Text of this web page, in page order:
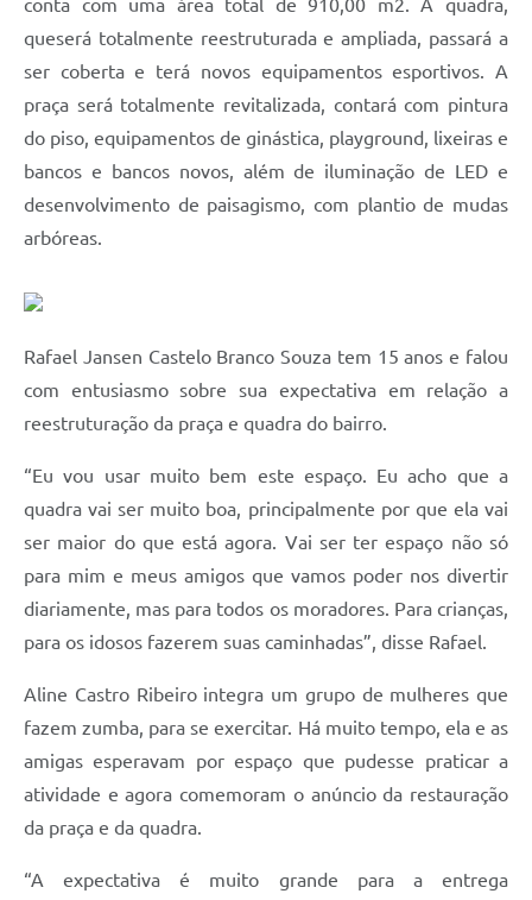
queserá totalmente reestruturada e ampliada, passará a
ser coberta e terá novos equipamentos esportivos. A
praça será totalmente revitalizada, contará com pintura
do piso, equipamentos de ginástica, playground, lixeiras e
bancos e bancos novos, além de iluminação de LED e
desenvolvimento de paisagismo, com plantio de mudas
arbóreas.
Rafael Jansen Castelo Branco Souza tem 15 anos e falou
com entusiasmo sobre sua expectativa em relação a
reestruturação da praça e quadra do bairro.
“Eu vou usar muito bem este espaço. Eu acho que a
quadra vai ser muito boa, principalmente por que ela vai
ser maior do que está agora. Vai ser ter espaço não só
para mim e meus amigos que vamos poder nos divertir
diariamente, mas para todos os moradores. Para crianças,
para os idosos fazerem suas caminhadas”, disse Rafael.
Aline Castro Ribeiro integra um grupo de mulheres que
fazem zumba, para se exercitar. Há muito tempo, ela e as
amigas esperavam por espaço que pudesse praticar a
atividade e agora comemoram o anúncio da restauração
da praça e da quadra.
“A expectativa é muito grande para a entrega